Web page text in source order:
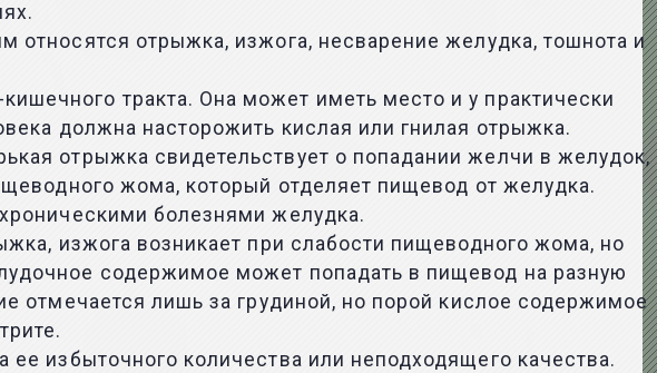
относятся отрыжка, изжога, несварение желудка, тошнота и
тракта. Она может иметь место и у практически
должна насторожить кислая или гнилая отрыжка.
отрыжка свидетельствует о попадании желчи в желудок,
жома, который отделяет пищевод от желудка.
болезнями желудка.
изжога возникает при слабости пищеводного жома, но
содержимое может попадать в пищевод на разную
отмечается лишь за грудиной, но порой кислое содержимое
избыточного количества или неподходящего качества.